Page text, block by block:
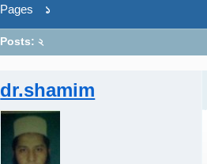
Pages ১
Posts: ২
dr.shamim